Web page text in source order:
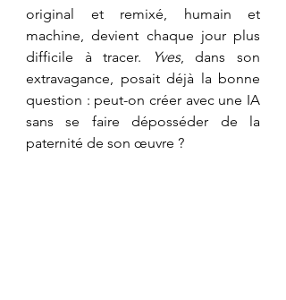
original et remixé, humain et
machine, devient chaque jour plus
difficile à tracer.
Yves, dans son
extravagance, posait déjà la bonne
question : peut-on créer avec une IA
sans se faire déposséder de la
paternité de son œuvre ?